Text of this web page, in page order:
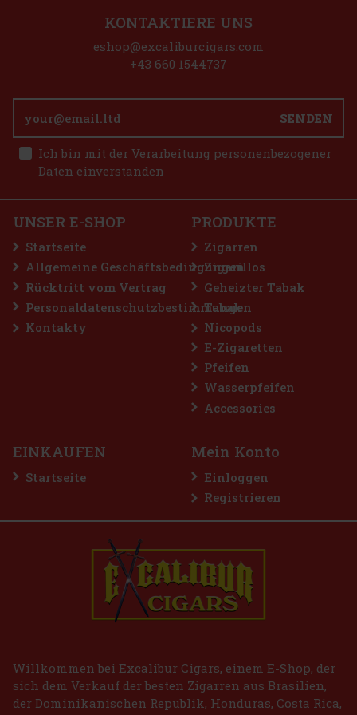
Hookain Big Toy 50g
Bestellen
E-Zigarette LIO BASE PRO - Onyx
AUF LAGER(5 st)
2.47€ ohne VAT
(2 st)
SENDEN
Ich bin mit der Verarbeitung personenbezogener
Daten einverstanden
KONTAKTIERE UNS
eshop@excaliburcigars.com
+43 660 1544737
UNSER E-SHOP
Startseite
Allgemeine Geschäftsbedingungen
Rücktritt vom Vertrag
Personaldatenschutzbestimmungen
Kontakty
PRODUKTE
Zigarren
Zigarillos
Geheizter Tabak
Tabak
Nicopods
E-Zigaretten
Pfeifen
Wasserpfeifen
Accessories
EINKAUFEN
Startseite
Mein Konto
Einloggen
Registrieren
Willkommen bei Excalibur Cigars, einem E-Shop, der
sich dem Verkauf der besten Zigarren aus Brasilien,
der Dominikanischen Republik, Honduras, Costa Rica,